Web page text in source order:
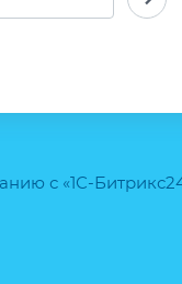
с «1С-